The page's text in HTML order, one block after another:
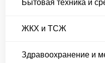
Бытовая техника и
ЖКХ и ТСЖ
Здравоохранение и